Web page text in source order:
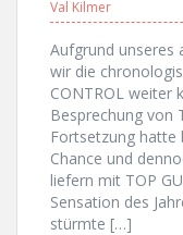
Val Kilmer
Aufgrund unseres
wir die
CONTROL weiter
Besprechung von
Fortsetzung hatte
Chance und
liefern mit TOP
Sensation des
stürmte […]